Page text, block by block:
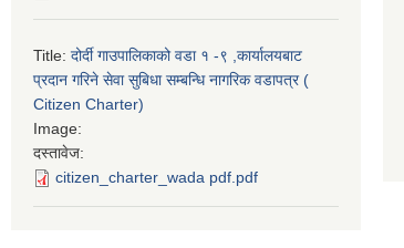
Title: दोर्दी गाउपालिकाको वडा १ -९ ,कार्यालयबाट
प्रदान गरिने सेवा सुबिधा सम्बन्धि नागरिक वडापत्र (
Citizen Charter)
Image:
दस्तावेज:
citizen_charter_wada pdf.pdf